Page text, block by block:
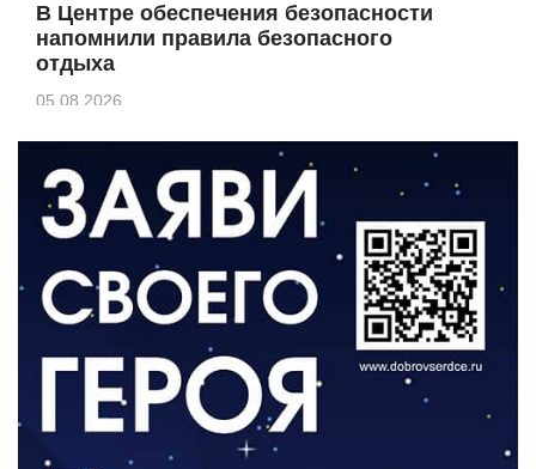
В Центре обеспечения безопасности
напомнили правила безопасного
отдыха
05.08.2026
КУЛЬТУРА
Афиша Зеленоградска
04.08.2026
РАЗЪЯСНЯЕМ
Борьба с борщевиком продолжается
04.08.2026